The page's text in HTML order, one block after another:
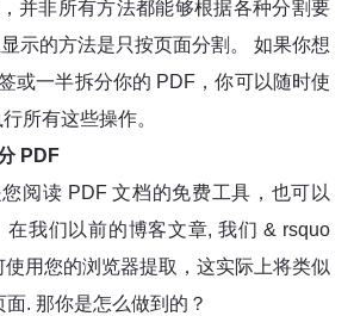
并非所有方法都能够根据各种分割要
示的方法是只按页面分割。 如果你想
或一半拆分你的 PDF，你可以随时使
所有这些操作。
PDF
阅读 PDF 文档的免费工具，也可以
在我们以前的博客文章, 我们 & rsquo
使用您的浏览器提取，这实际上将类似
. 那你是怎么做到的？